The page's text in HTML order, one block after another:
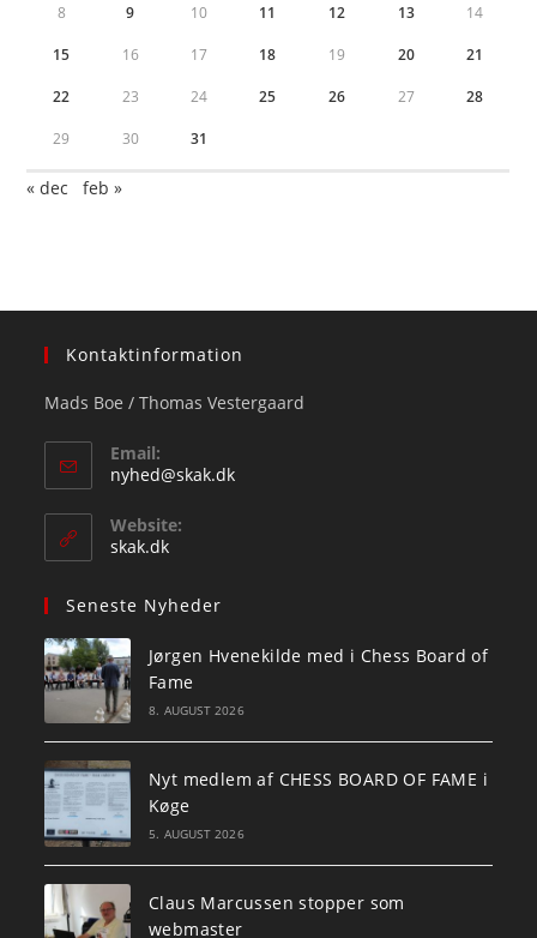
8 9 10 11 12 13 14
15 16 17 18 19 20 21
22 23 24 25 26 27 28
29 30 31
« dec feb »
Kontaktinformation
Mads Boe / Thomas Vestergaard
Email:
nyhed@skak.dkOpens
Website:
skak.dk
Seneste Nyheder
Jørgen Hvenekilde med i Chess Board of
Fame
8. AUGUST 2026
Nyt medlem af CHESS BOARD OF FAME i
Køge
5. AUGUST 2026
Claus Marcussen stopper som
webmaster